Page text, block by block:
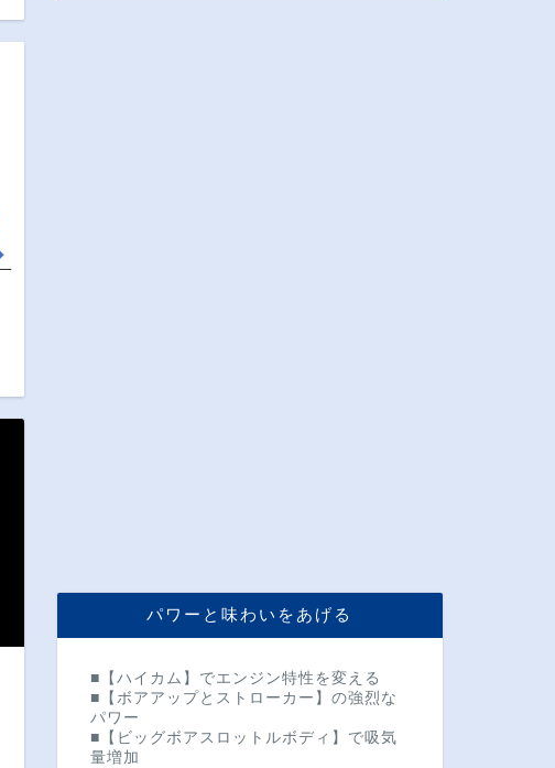
パワーと味わいをあげる
■【ハイカム】でエンジン特性を変える
■【ボアアップとストローカー】の強烈な
パワー
■【ビッグボアスロットルボディ】で吸気
量増加